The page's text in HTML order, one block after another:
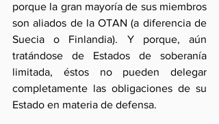
porque la gran mayoría de sus miembros
son aliados de la OTAN (a diferencia de
Suecia o Finlandia). Y porque, aún
tratándose de Estados de soberanía
limitada, éstos no pueden delegar
completamente las obligaciones de su
Estado en materia de defensa.